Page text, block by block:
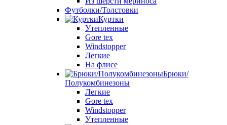
Футболки/Толстовки
Куртки
Утепленные
Gore tex
Windstopper
Легкие
На флисе
Брюки/
Полукомбинезоны
Легкие
Gore tex
Windstopper
Утепленные